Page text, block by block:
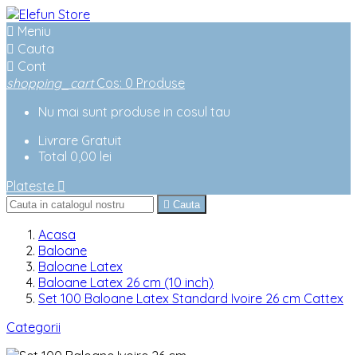
 Meniu
 Cauta
 Cont
shopping_cart Cos: 0 Produse
Nu mai sunt produse in cosul tau
Livrare Gratuit
Total 0,00 lei
Plateste 
 Cauta
Acasa
Baloane
Baloane Latex
Baloane Latex 26 cm (10 inch)
Set 100 Baloane Latex Standard Ivoire 26 cm Cattex
Categorii